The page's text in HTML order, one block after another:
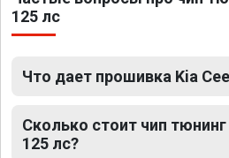
125 лс
Что дает прошивка Kia
Сколько стоит чип тюнинг
125 лс?